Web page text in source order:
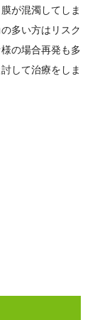
が混濁してしま
多い方はリスク
の場合再発も多
して治療をしま